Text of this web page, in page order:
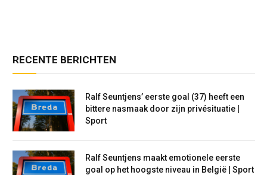
RECENTE BERICHTEN
Ralf Seuntjens’ eerste goal (37) heeft een
bittere nasmaak door zijn privésituatie |
Sport
Ralf Seuntjens maakt emotionele eerste
goal op het hoogste niveau in België | Sport